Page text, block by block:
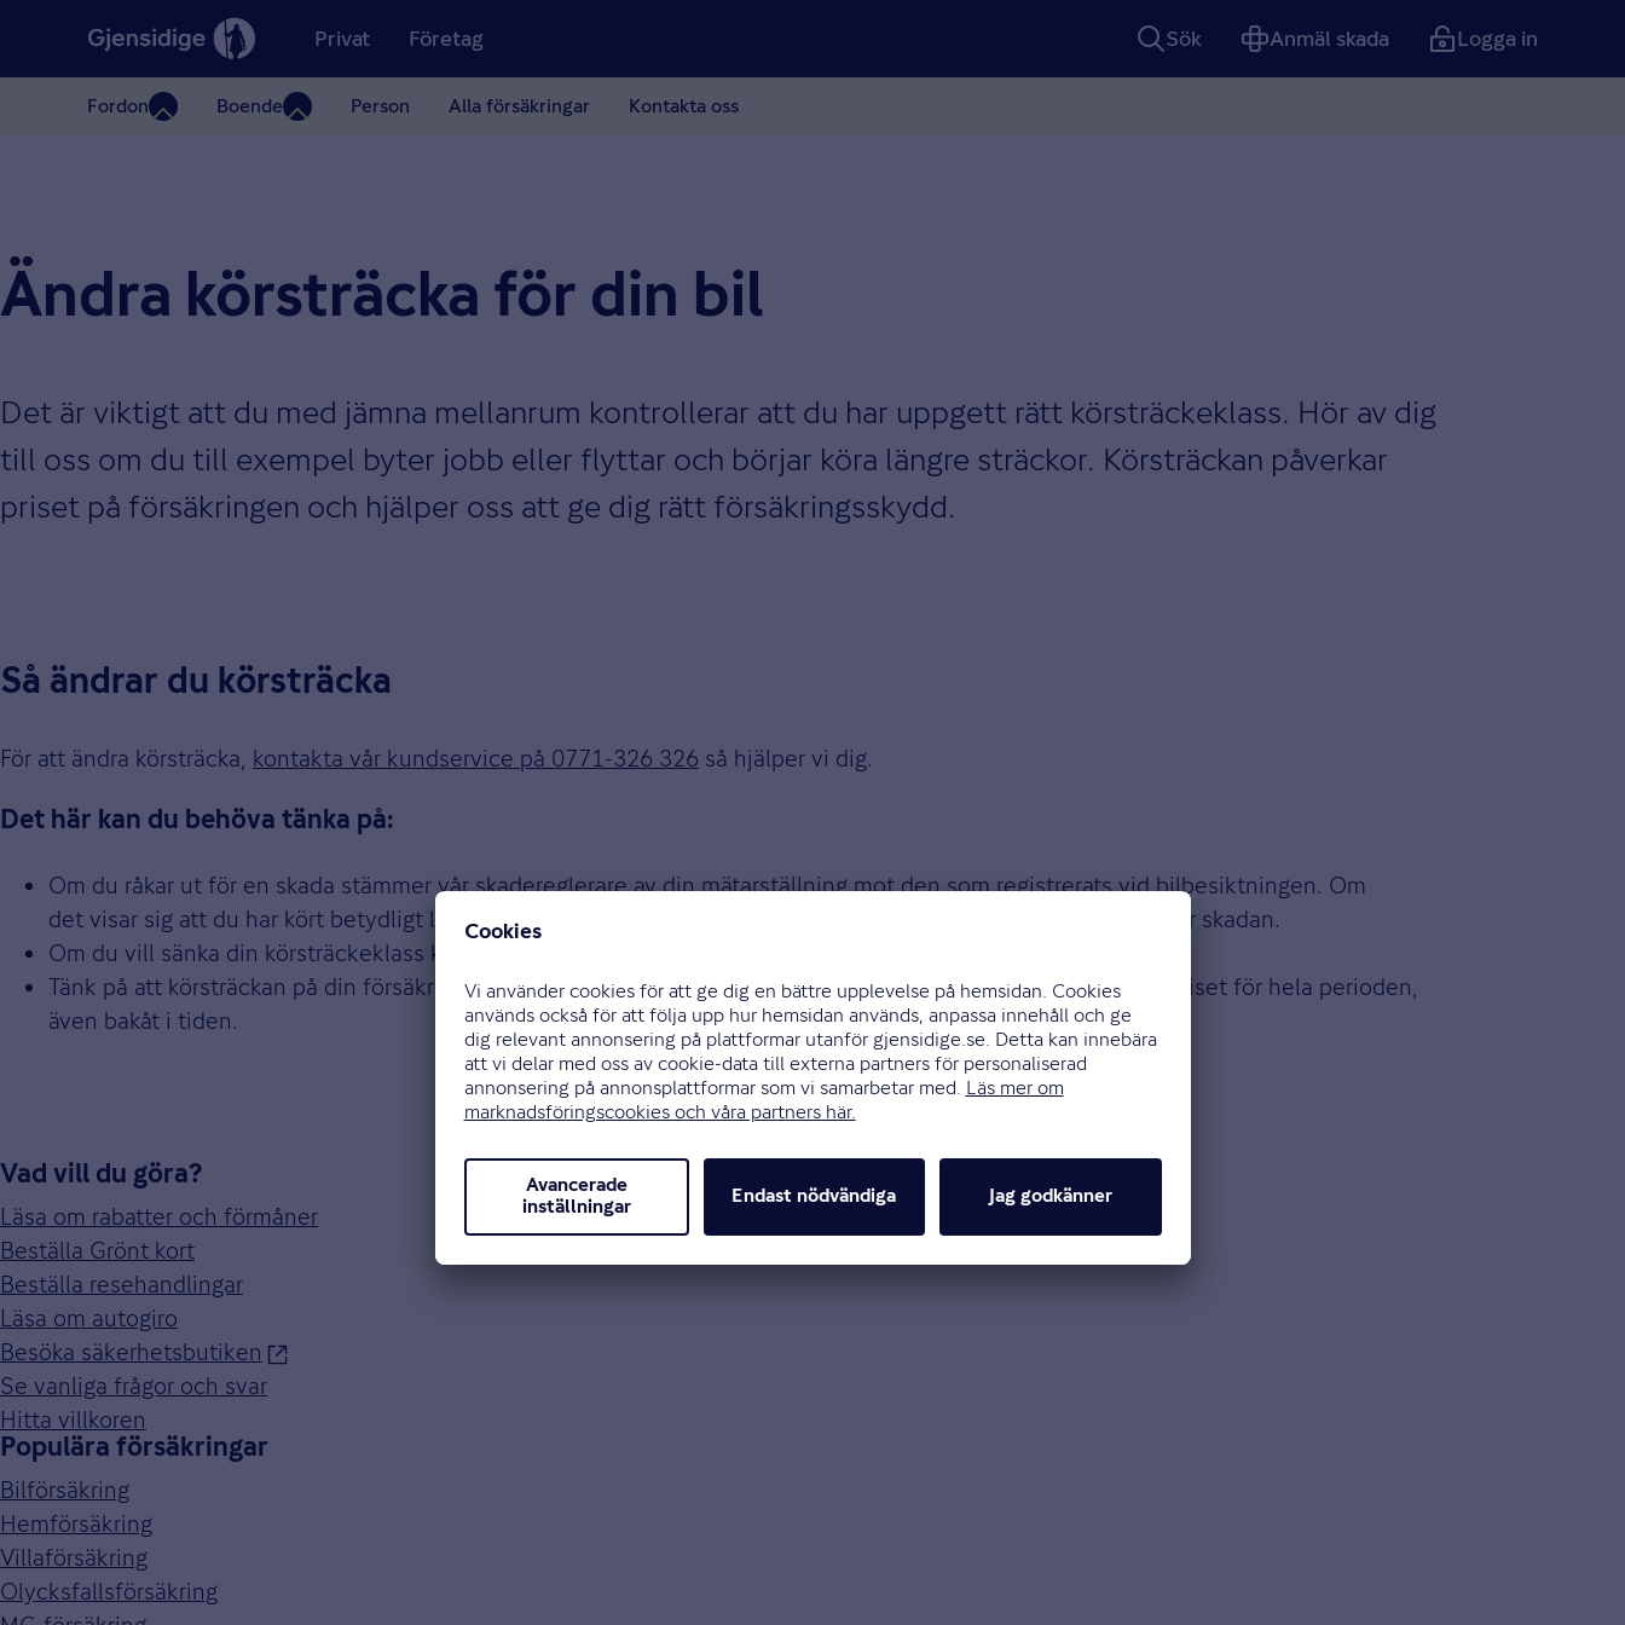
Privat
Fordon Boende Person Alla försäkringar Kontakta oss
Företag Sök Anmäl skada Logga in
Ändra körsträcka för din bil
Det är viktigt att du med jämna mellanrum kontrollerar att du har uppgett rätt körsträckeklass. Hör av dig
till oss om du till exempel byter jobb eller flyttar och börjar köra längre sträckor. Körsträckan påverkar
priset på försäkringen och hjälper oss att ge dig rätt försäkringsskydd.
Så ändrar du körsträcka
För att ändra körsträcka, kontakta vår kundservice på 0771-326 326 så hjälper vi dig.
Det här kan du behöva tänka på:
Om du råkar ut för en skada stämmer vår skadereglerare av din mätarställning mot den som registrerats vid bilbesiktningen. Om
det visar sig att du har kört betydligt längre än den körsträckeklass du uppgett kan du få minskad ersättning för skadan.
Om du vill sänka din körsträckeklass kan du göra det vid försäkringens förfallodag.
Tänk på att körsträckan på din försäkring gäller hela året. Om du ändrar denna mitt i ett försäkringsår ändras priset för hela perioden,
även bakåt i tiden.
Vad vill du göra?
Läsa om rabatter och förmåner
Beställa Grönt kort
Beställa resehandlingar
Läsa om autogiro
Besöka säkerhetsbutiken
Se vanliga frågor och svar
Hitta villkoren
Populära försäkringar
Bilförsäkring
Hemförsäkring
Villaförsäkring
Olycksfallsförsäkring